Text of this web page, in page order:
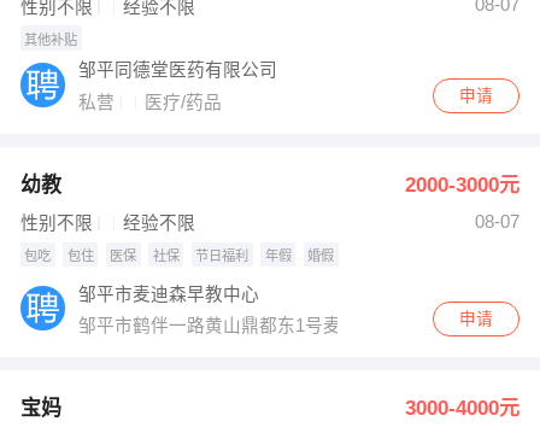
保洁
跟单
性别不限 经验不限 08-07
其他补贴
邹平同德堂医药有限公司
私营
医疗/药品 申请
幼教 2000-3000元
性别不限 经验不限 08-07
包吃 包住 医保 社保 节日福利 年假 婚假
邹平市麦迪森早教中心
邹平市鹤伴一路黄山鼎都东1号麦迪森早教
申请
宝妈 3000-4000元